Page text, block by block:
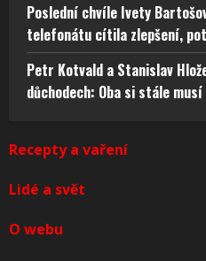
Poslední chvíle Ivety
telefonátu cítila zlepšení,
Petr Kotvald a Stanislav
důchodech: Oba si stále
Recepty a vaření
Lidé a svět
O webu